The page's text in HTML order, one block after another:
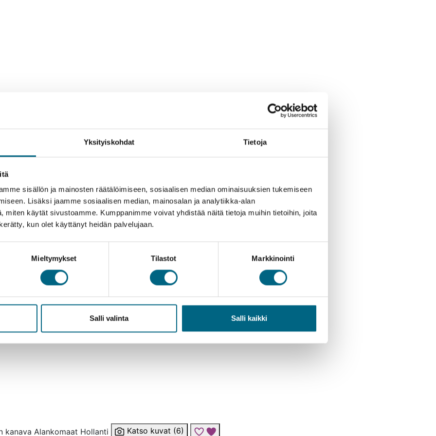
Yksityiskohdat Tietoja
sisällön ja mainosten räätälöimiseen, sosiaalisen median ominaisuuksien tukemiseen
Lisäksi jaamme sosiaalisen median, mainosalan ja analytiikka-alan
miten käytät sivustoamme. Kumppanimme voivat yhdistää näitä tietoja muihin tietoihin, joita
kun olet käyttänyt heidän palvelujaan.
Mieltymykset Tilastot Markkinointi
Salli valinta Salli kaikki
Katso kuvat (6)